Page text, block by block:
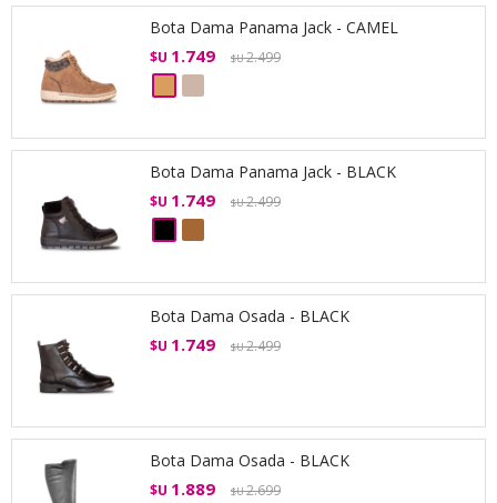
Bota Dama Panama Jack - CAMEL
$U 1.749 $U2.499
Bota Dama Panama Jack - BLACK
$U 1.749 $U2.499
Bota Dama Osada - BLACK
$U 1.749 $U2.499
Bota Dama Osada - BLACK
$U 1.889 $U2.699